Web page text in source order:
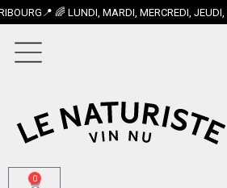
🌈 LUNDI, MARDI, MERCREDI, JEUDI,
0